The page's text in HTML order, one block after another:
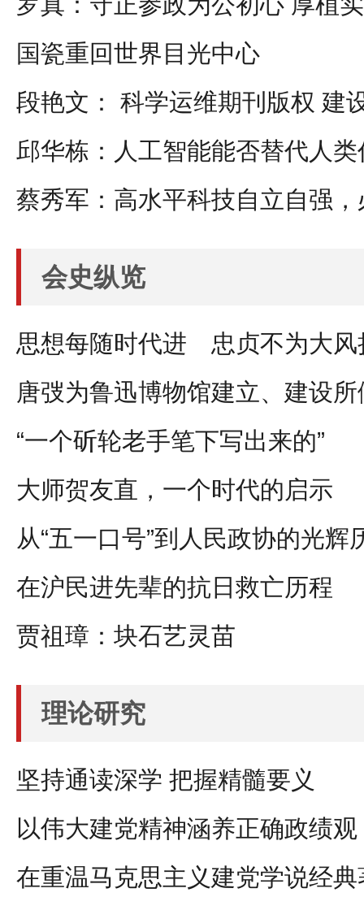
国瓷重回世界目光中心
段艳文： 科学运维期刊版权 建
邱华栋：人工智能能否替代人类
会史纵览
思想每随时代进 忠贞不为大风
唐弢为鲁迅博物馆建立、建设
“一个斫轮老手笔下写出来的”
大师贺友直，一个时代的启示
从“五一口号”到人民政协的光辉
在沪民进先辈的抗日救亡历程
贾祖璋：块石艺灵苗
理论研究
坚持通读深学 把握精髓要义
以伟大建党精神涵养正确政绩观